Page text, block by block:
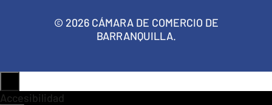
© 2026 CÁMARA DE COMERCIO DE
BARRANQUILLA.
Accesibilidad